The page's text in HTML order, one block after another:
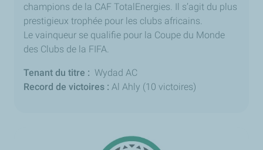
champions de la CAF TotalEnergies. Il s’agit du plus
prestigieux trophée pour les clubs africains.
Le vainqueur se qualifie pour la Coupe du Monde
des Clubs de la FIFA.
Tenant du titre : Wydad AC
Record de victoires : Al Ahly (10 victoires)